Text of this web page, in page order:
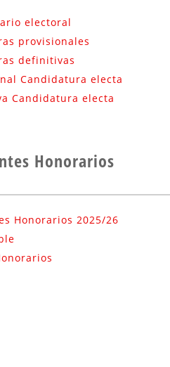
electoral
provisionales
definitivas
Candidatura electa
Candidatura electa
Honorarios
Honorarios 2025/26